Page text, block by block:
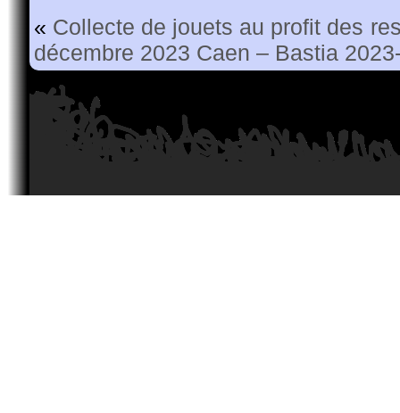
« Collecte de jouets au profit des
décembre 2023 Caen – Bastia